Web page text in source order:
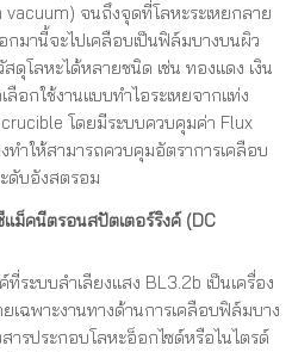
จนถึงจุดที่โลหะระเหยกลาย
กมานี้จะไปเคลือบเป็นฟิล์มบางบนผิว
ดุโลหะได้หลายชนิด เช่น ทองแดง เงิน
ลือกใช้งานแบบทำไอระเหยจากแท่ง
โดยมีระบบควบคุมค่า Flux
ำให้สามารถควบคุมอัตราการเคลือบ
ดับอังสตรอม
ม็คนีตรอนสปัตเตอร์ริงค์ (DC
ระบบลำเลียงแสง BL3.2b เป็นเครื่อง
เฉพาะงานทางด้านการเคลือบฟิล์มบาง
ารประกอบโลหะอ็อกไซด์หรือไนไตรด์